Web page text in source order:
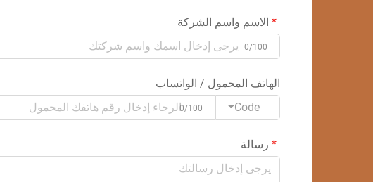
الاسم واسم الشركة
0/100
الهاتف المحمول / الواتساب
Code
0/100
رسالة